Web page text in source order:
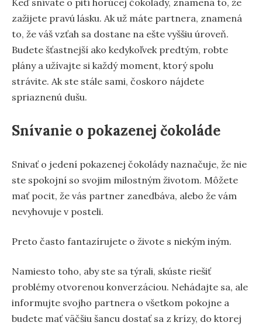
zažijete pravú lásku. Ak už máte partnera, znamená
to, že váš vzťah sa dostane na ešte vyššiu úroveň.
Budete šťastnejší ako kedykoľvek predtým, robte
plány a užívajte si každý moment, ktorý spolu
strávite. Ak ste stále sami, čoskoro nájdete
spriaznenú dušu.
Snívanie o pokazenej čokoláde
Snivať o jedení pokazenej čokolády naznačuje, že nie
ste spokojní so svojim milostným životom. Môžete
mať pocit, že vás partner zanedbáva, alebo že vám
nevyhovuje v posteli.
Preto často fantazírujete o živote s niekým iným.
Namiesto toho, aby ste sa týrali, skúste riešiť
problémy otvorenou konverzáciou. Nehádajte sa, ale
informujte svojho partnera o všetkom pokojne a
budete mať väčšiu šancu dostať sa z krízy, do ktorej